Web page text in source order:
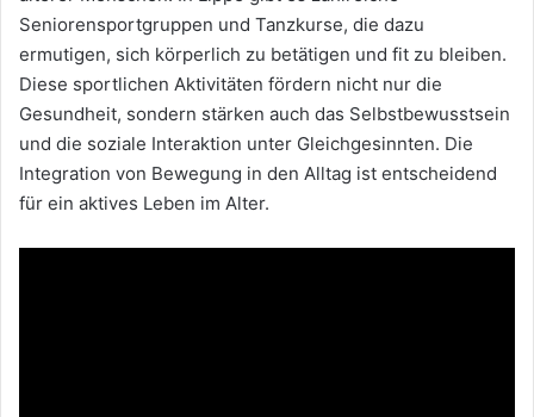
Seniorensportgruppen und Tanzkurse, die dazu
ermutigen, sich körperlich zu betätigen und fit zu bleiben.
Diese sportlichen Aktivitäten fördern nicht nur die
Gesundheit, sondern stärken auch das Selbstbewusstsein
und die soziale Interaktion unter Gleichgesinnten. Die
Integration von Bewegung in den Alltag ist entscheidend
für ein aktives Leben im Alter.